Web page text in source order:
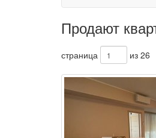
Продают
страница из 26